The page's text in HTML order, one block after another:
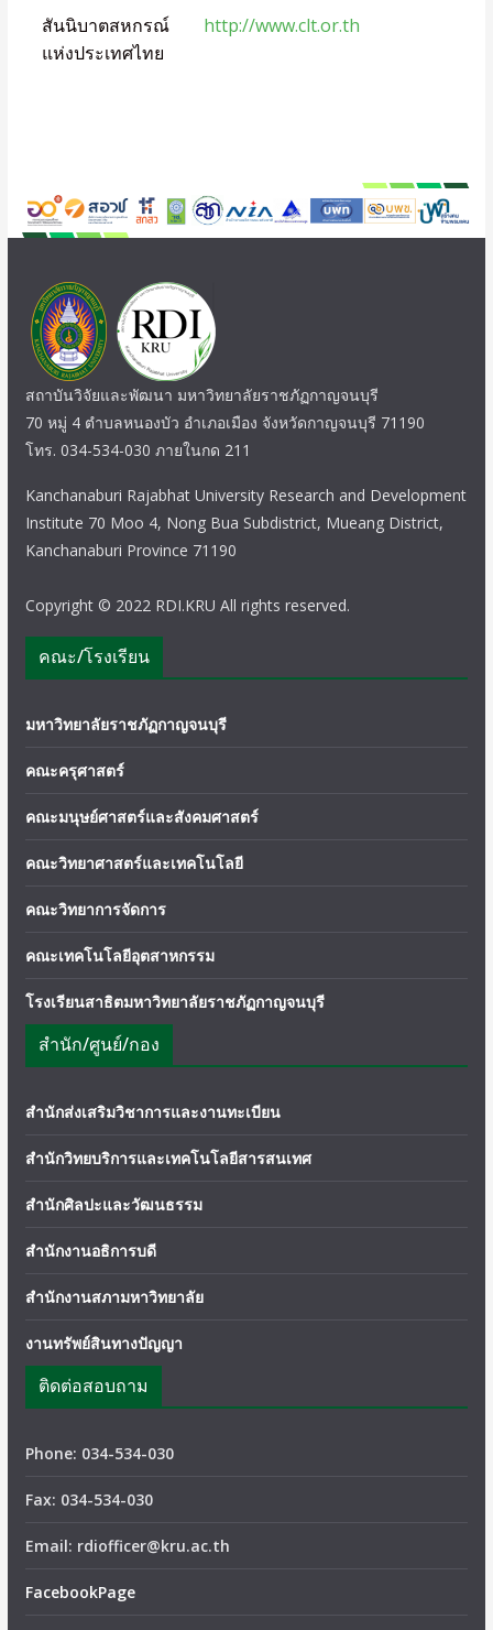
สันนิบาตสหกรณ์
แห่งประเทศไทย
http://www.clt.or.th
สถาบันวิจัยและพัฒนา มหาวิทยาลัยราชภัฏกาญจนบุรี
70 หมู่ 4 ตำบลหนองบัว อำเภอเมือง จังหวัดกาญจนบุรี 71190
โทร. 034-534-030 ภายในกด 211
Kanchanaburi Rajabhat University Research and Development
Institute 70 Moo 4, Nong Bua Subdistrict, Mueang District,
Kanchanaburi Province 71190
Copyright © 2022 RDI.KRU All rights reserved.
คณะ/โรงเรียน
มหาวิทยาลัยราชภัฏกาญจนบุรี
คณะครุศาสตร์
คณะมนุษย์ศาสตร์และสังคมศาสตร์
คณะวิทยาศาสตร์และเทคโนโลยี
คณะวิทยาการจัดการ
คณะเทคโนโลยีอุตสาหกรรม
โรงเรียนสาธิตมหาวิทยาลัยราชภัฏกาญจนบุรี
สำนัก/ศูนย์/กอง
สำนักส่งเสริมวิชาการและงานทะเบียน
สำนักวิทยบริการและเทคโนโลยีสารสนเทศ
สำนักศิลปะและวัฒนธรรม
สำนักงานอธิการบดี
สำนักงานสภามหาวิทยาลัย
งานทรัพย์สินทางปัญญา
ติดต่อสอบถาม
Phone: 034-534-030
Fax: 034-534-030
Email: rdiofficer@kru.ac.th
FacebookPage